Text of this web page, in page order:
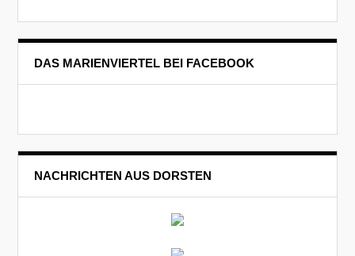
DAS MARIENVIERTEL BEI FACEBOOK
NACHRICHTEN AUS DORSTEN